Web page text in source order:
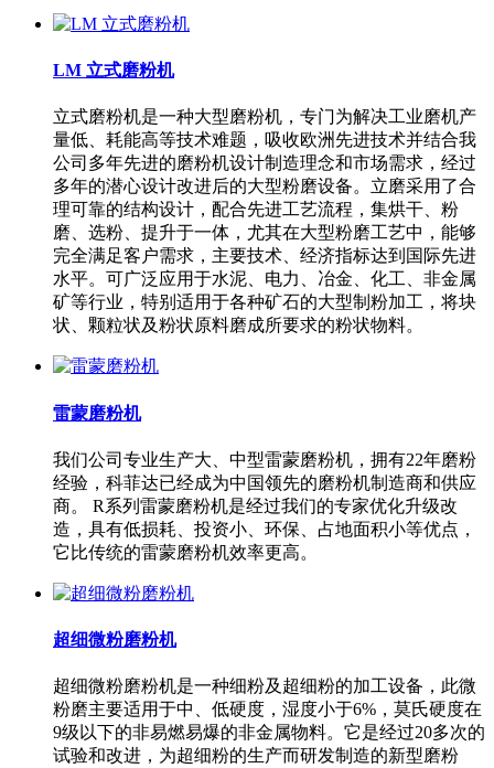
LM 立式磨粉机
立式磨粉机是一种大型磨粉机，专门为解决工业磨机产
量低、耗能高等技术难题，吸收欧洲先进技术并结合我
公司多年先进的磨粉机设计制造理念和市场需求，经过
多年的潜心设计改进后的大型粉磨设备。立磨采用了合
理可靠的结构设计，配合先进工艺流程，集烘干、粉
磨、选粉、提升于一体，尤其在大型粉磨工艺中，能够
完全满足客户需求，主要技术、经济指标达到国际先进
水平。可广泛应用于水泥、电力、冶金、化工、非金属
矿等行业，特别适用于各种矿石的大型制粉加工，将块
状、颗粒状及粉状原料磨成所要求的粉状物料。
雷蒙磨粉机
我们公司专业生产大、中型雷蒙磨粉机，拥有22年磨粉
经验，科菲达已经成为中国领先的磨粉机制造商和供应
商。 R系列雷蒙磨粉机是经过我们的专家优化升级改
造，具有低损耗、投资小、环保、占地面积小等优点，
它比传统的雷蒙磨粉机效率更高。
超细微粉磨粉机
超细微粉磨粉机是一种细粉及超细粉的加工设备，此微
粉磨主要适用于中、低硬度，湿度小于6%，莫氏硬度在
9级以下的非易燃易爆的非金属物料。它是经过20多次的
试验和改进，为超细粉的生产而研发制造的新型磨粉